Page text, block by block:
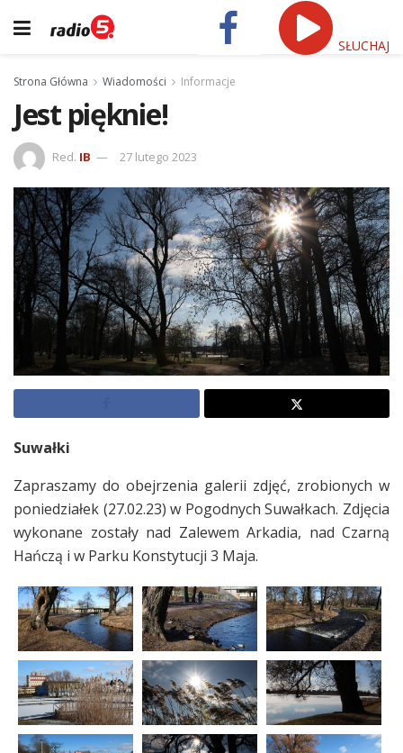
SŁUCHAJ
Strona Główna Wiadomości Informacje
Jest pięknie!
Red. IB 27 lutego 2023
Suwałki
Zapraszamy do obejrzenia galerii zdjęć, zrobionych w
poniedziałek (27.02.23) w Pogodnych Suwałkach. Zdjęcia
wykonane zostały nad Zalewem Arkadia, nad Czarną
Hańczą i w Parku Konstytucji 3 Maja.